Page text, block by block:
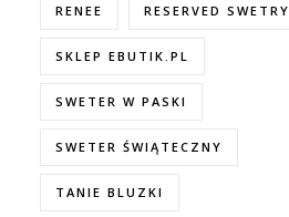
RENEE RESERVED SWETRY
SKLEP EBUTIK.PL
SWETER W PASKI
SWETER ŚWIĄTECZNY
TANIE BLUZKI